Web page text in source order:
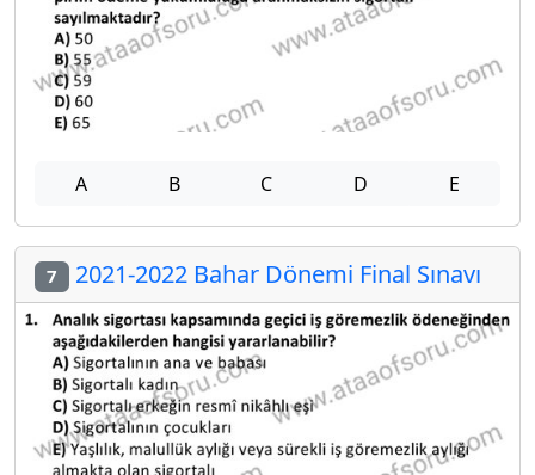
A B C D E
7 2021-2022 Bahar Dönemi Final Sınavı